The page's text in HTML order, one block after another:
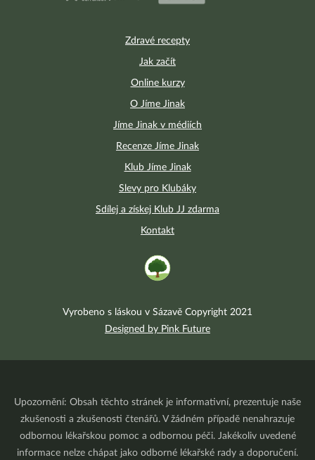
Zdravé recepty
Jak začít
Online kurzy
O Jíme Jinak
Jíme Jinak v médiích
Recenze Jíme Jinak
Klub Jíme Jinak
Slevy pro Klubáky
Sdílej a získej Klub JJ zdarma
Kontakt
Vyrobeno s láskou v Sázavě Copyright 2021
Designed by Pink Future
Upozornění: Obsah těchto stránek je informativní, prezentuje naše
zkušenosti a zkušenosti čtenářů. V žádném případě nenahrazuje
odbornou lékařskou pomoc a odbornou péči. Jakékoliv uvedené
informace nelze chápat jako odborné lékařské rady a doporučení.